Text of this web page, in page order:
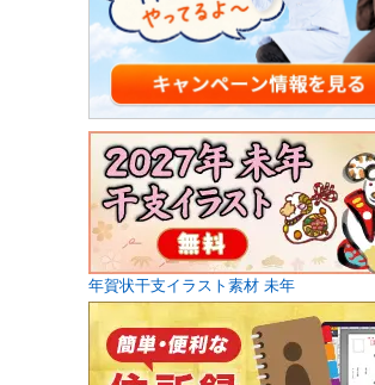
年賀状干支イラスト素材 未年